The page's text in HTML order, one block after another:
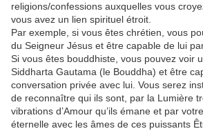
religions/confessions auxquelles vous
vous avez un lien spirituel étroit.
Par exemple, si vous êtes chrétien, vous
du Seigneur Jésus et être capable de lui
Si vous êtes bouddhiste, vous pouvez voir
Siddharta Gautama (le Bouddha) et être
conversation privée avec lui. Vous serez
de reconnaître qui ils sont, par la Lumière
vibrations d’Amour qu’ils émane et par
éternelle avec les âmes de ces puissants